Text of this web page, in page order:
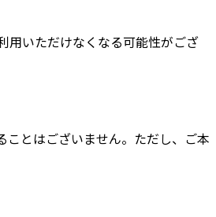
用いただけなくなる可能性がござ
とはございません。ただし、ご本